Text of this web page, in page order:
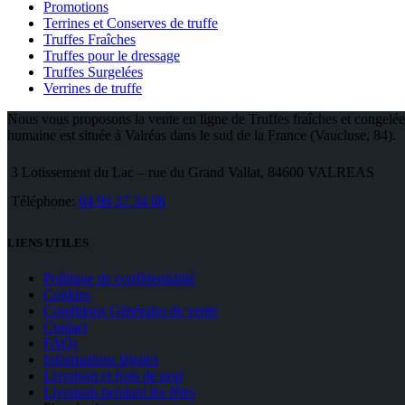
Promotions
Terrines et Conserves de truffe
Truffes Fraîches
Truffes pour le dressage
Truffes Surgelées
Verrines de truffe
Nous vous proposons la vente en ligne de Truffes fraîches et
humaine est située à Valréas dans le sud de la France (Vaucluse, 84).
3 Lotissement du Lac – rue du Grand Vallat, 84600 VALREAS
Téléphone: 04 90 37 34 08
LIENS UTILES
Politique de confidentialité
Cookies
Conditions Générales de vente
Contact
FAQs
Informations légales
Livraison et frais de port
Livraison pendant les fêtes